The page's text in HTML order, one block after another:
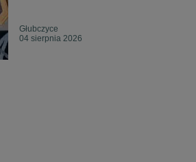
Głubczyce
04 sierpnia 2026